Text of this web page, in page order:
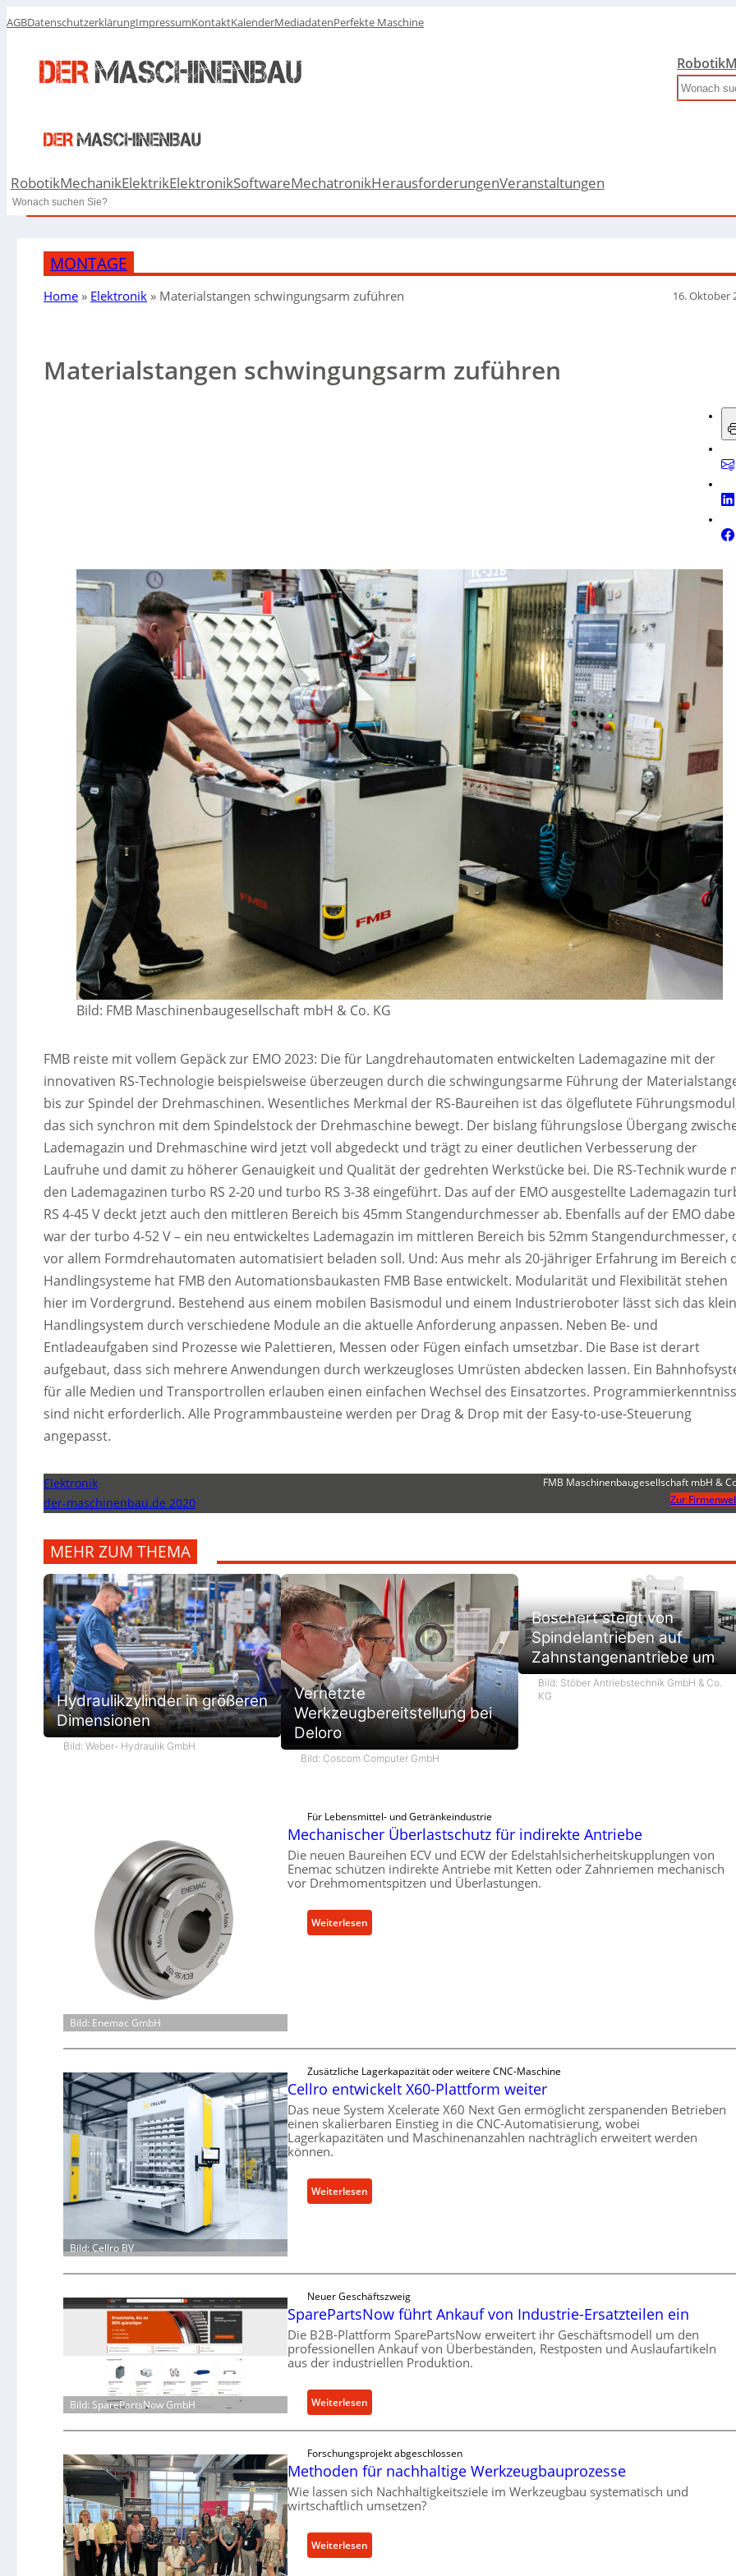
AGBDatenschutzerklärungImpressumKontaktKalenderMediadatenPerfekte Maschine
Robotik
Search
RobotikMechanikElektrikElektronikSoftwareMechatronikHerausforderungenVeranstaltungen
Search
MONTAGE
Home » Elektronik » Materialstangen schwingungsarm zuführen 16. Oktober
Materialstangen schwingungsarm zuführen
Bild: FMB Maschinenbaugesellschaft mbH & Co. KG
FMB reiste mit vollem Gepäck zur EMO 2023: Die für Langdrehautomaten entwickelten Lademagazine mit der
innovativen RS-Technologie beispielsweise überzeugen durch die schwingungsarme Führung der
bis zur Spindel der Drehmaschinen. Wesentliches Merkmal der RS-Baureihen ist das ölgeflutete
das sich synchron mit dem Spindelstock der Drehmaschine bewegt. Der bislang führungslose Übergang
Lademagazin und Drehmaschine wird jetzt voll abgedeckt und trägt zu einer deutlichen Verbesserung der
Laufruhe und damit zu höherer Genauigkeit und Qualität der gedrehten Werkstücke bei. Die RS-Technik wurde
den Lademagazinen turbo RS 2-20 und turbo RS 3-38 eingeführt. Das auf der EMO ausgestellte Lademagazin
RS 4-45 V deckt jetzt auch den mittleren Bereich bis 45mm Stangendurchmesser ab. Ebenfalls auf der EMO
war der turbo 4-52 V – ein neu entwickeltes Lademagazin im mittleren Bereich bis 52mm Stangendurchmesser,
vor allem Formdrehautomaten automatisiert beladen soll. Und: Aus mehr als 20-jähriger Erfahrung im Bereich
Handlingsysteme hat FMB den Automationsbaukasten FMB Base entwickelt. Modularität und Flexibilität stehen
hier im Vordergrund. Bestehend aus einem mobilen Basismodul und einem Industrieroboter lässt sich das
Handlingsystem durch verschiedene Module an die aktuelle Anforderung anpassen. Neben Be- und
Entladeaufgaben sind Prozesse wie Palettieren, Messen oder Fügen einfach umsetzbar. Die Base ist derart
aufgebaut, dass sich mehrere Anwendungen durch werkzeugloses Umrüsten abdecken lassen. Ein
für alle Medien und Transportrollen erlauben einen einfachen Wechsel des Einsatzortes.
sind nicht erforderlich. Alle Programmbausteine werden per Drag & Drop mit der Easy-to-use-Steuerung
angepasst.
Elektronik
der-maschinenbau.de 2020
FMB Maschinenbaugesellschaft mbH &
Zur
MEHR ZUM THEMA
Hydraulikzylinder in größeren
Dimensionen
Bild: Weber- Hydraulik GmbH
Vernetzte
Werkzeugbereitstellung bei
Deloro
Bild: Coscom Computer GmbH
Boschert steigt von
Spindelantrieben auf
Zahnstangenantriebe um
Bild: Stöber Antriebstechnik GmbH & Co.
KG
Bild: Enemac GmbH
Für Lebensmittel- und Getränkeindustrie
Mechanischer Überlastschutz für indirekte Antriebe
Die neuen Baureihen ECV und ECW der Edelstahlsicherheitskupplungen von
Enemac schützen indirekte Antriebe mit Ketten oder Zahnriemen mechanisch
vor Drehmomentspitzen und Überlastungen.
Weiterlesen:
M
c
h
e
r
Ü
e
r
c
h
u
t
z
f
ü
n
d
i
r
k
t
Bild: Cellro BV
Zusätzliche Lagerkapazität oder weitere CNC-Maschine
Cellro entwickelt X60-Plattform weiter
Das neue System Xcelerate X60 Next Gen ermöglicht zerspanenden Betrieben
einen skalierbaren Einstieg in die CNC-Automatisierung, wobei
Lagerkapazitäten und Maschinenanzahlen nachträglich erweitert werden
können.
Weiterlesen:
C
r
o
e
n
t
w
k
e
l
t
X
6
-
P
Bild: SparePartsNow GmbH
Neuer Geschäftszweig
SparePartsNow führt Ankauf von Industrie-Ersatzteilen ein
Die B2B-Plattform SparePartsNow erweitert ihr Geschäftsmodell um den
professionellen Ankauf von Überbeständen, Restposten und Auslaufartikeln
aus der industriellen Produktion.
Weiterlesen:
S
p
a
r
e
P
t
Forschungsprojekt abgeschlossen
Methoden für nachhaltige Werkzeugbauprozesse
Wie lassen sich Nachhaltigkeitsziele im Werkzeugbau systematisch und
wirtschaftlich umsetzen?
Weiterlesen:
M